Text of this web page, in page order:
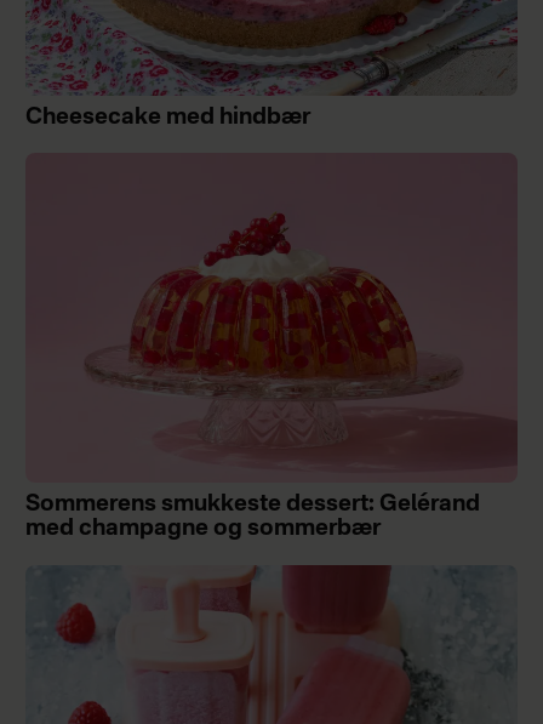
Cheesecake med hindbær
Sommerens smukkeste dessert: Gelérand
med champagne og sommerbær